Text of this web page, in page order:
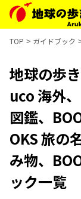
TOP ガイドブック
地球の歩
uco 海外
図鑑、
OKS 旅の
み物、
ック一覧